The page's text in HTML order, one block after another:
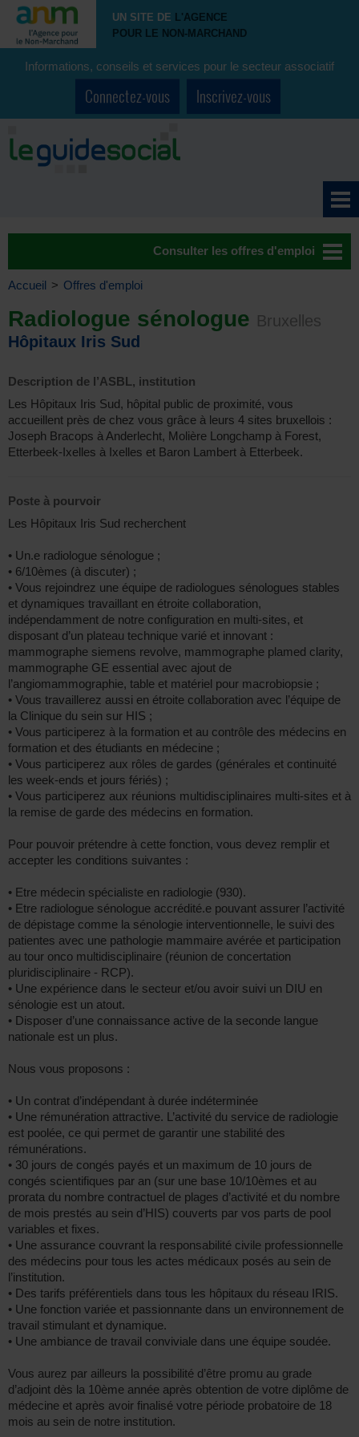
UN SITE DE L'AGENCE
POUR LE NON-MARCHAND
Informations, conseils et services pour le secteur associatif
Connectez-vous Inscrivez-vous
Consulter les offres d'emploi
Accueil > Offres d'emploi
Radiologue sénologue Bruxelles
Hôpitaux Iris Sud
Description de l’ASBL, institution
Les Hôpitaux Iris Sud, hôpital public de proximité, vous
accueillent près de chez vous grâce à leurs 4 sites bruxellois :
Joseph Bracops à Anderlecht, Molière Longchamp à Forest,
Etterbeek-Ixelles à Ixelles et Baron Lambert à Etterbeek.
Poste à pourvoir
Les Hôpitaux Iris Sud recherchent
• Un.e radiologue sénologue ;
• 6/10èmes (à discuter) ;
• Vous rejoindrez une équipe de radiologues sénologues stables
et dynamiques travaillant en étroite collaboration,
indépendamment de notre configuration en multi-sites, et
disposant d’un plateau technique varié et innovant :
mammographe siemens revolve, mammographe plamed clarity,
mammographe GE essential avec ajout de
l’angiomammographie, table et matériel pour macrobiopsie ;
• Vous travaillerez aussi en étroite collaboration avec l’équipe de
la Clinique du sein sur HIS ;
• Vous participerez à la formation et au contrôle des médecins en
formation et des étudiants en médecine ;
• Vous participerez aux rôles de gardes (générales et continuité
les week-ends et jours fériés) ;
• Vous participerez aux réunions multidisciplinaires multi-sites et à
la remise de garde des médecins en formation.
Pour pouvoir prétendre à cette fonction, vous devez remplir et
accepter les conditions suivantes :
• Etre médecin spécialiste en radiologie (930).
• Etre radiologue sénologue accrédité.e pouvant assurer l’activité
de dépistage comme la sénologie interventionnelle, le suivi des
patientes avec une pathologie mammaire avérée et participation
au tour onco multidisciplinaire (réunion de concertation
pluridisciplinaire - RCP).
• Une expérience dans le secteur et/ou avoir suivi un DIU en
sénologie est un atout.
• Disposer d’une connaissance active de la seconde langue
nationale est un plus.
Nous vous proposons :
• Un contrat d’indépendant à durée indéterminée
• Une rémunération attractive. L’activité du service de radiologie
est poolée, ce qui permet de garantir une stabilité des
rémunérations.
• 30 jours de congés payés et un maximum de 10 jours de
congés scientifiques par an (sur une base 10/10èmes et au
prorata du nombre contractuel de plages d’activité et du nombre
de mois prestés au sein d’HIS) couverts par vos parts de pool
variables et fixes.
• Une assurance couvrant la responsabilité civile professionnelle
des médecins pour tous les actes médicaux posés au sein de
l’institution.
• Des tarifs préférentiels dans tous les hôpitaux du réseau IRIS.
• Une fonction variée et passionnante dans un environnement de
travail stimulant et dynamique.
• Une ambiance de travail conviviale dans une équipe soudée.
Vous aurez par ailleurs la possibilité d’être promu au grade
d’adjoint dès la 10ème année après obtention de votre diplôme de
médecine et après avoir finalisé votre période probatoire de 18
mois au sein de notre institution.